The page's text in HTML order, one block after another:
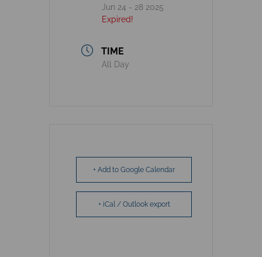
Jun 24 - 28 2025
Expired!
TIME
All Day
+ Add to Google Calendar
+ iCal / Outlook export